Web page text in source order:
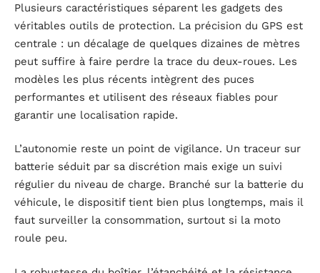
Plusieurs caractéristiques séparent les gadgets des
véritables outils de protection. La précision du GPS est
centrale : un décalage de quelques dizaines de mètres
peut suffire à faire perdre la trace du deux-roues. Les
modèles les plus récents intègrent des puces
performantes et utilisent des réseaux fiables pour
garantir une localisation rapide.
L’autonomie reste un point de vigilance. Un traceur sur
batterie séduit par sa discrétion mais exige un suivi
régulier du niveau de charge. Branché sur la batterie du
véhicule, le dispositif tient bien plus longtemps, mais il
faut surveiller la consommation, surtout si la moto
roule peu.